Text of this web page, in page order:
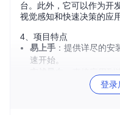
台。此外，它可以作为开
视觉感知和快速决策的应
4、项目特点
易上手 ：提供详尽的
速开始。
程既有趣又有挑战性。
：由于采用的是
登录